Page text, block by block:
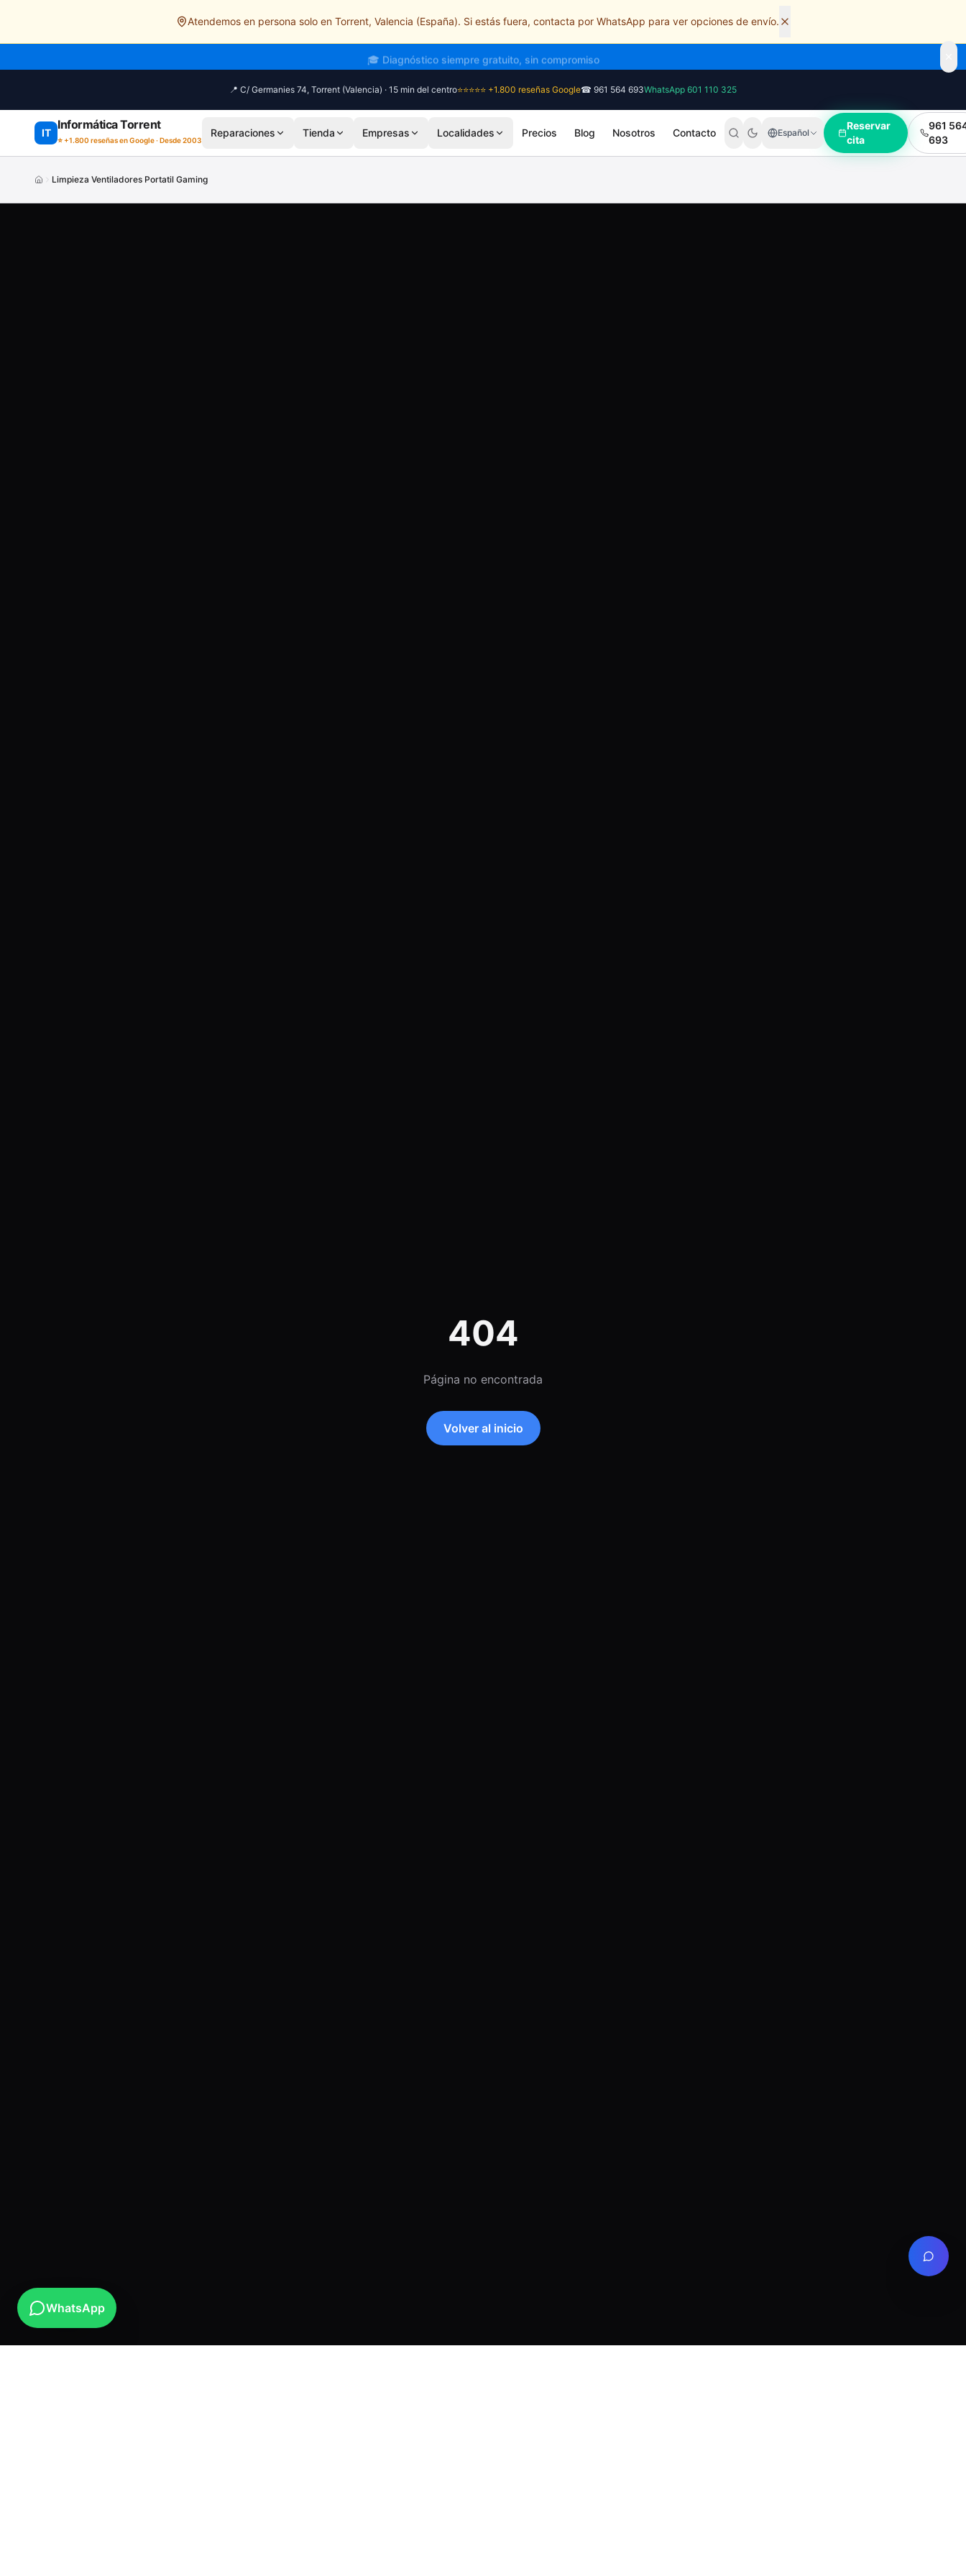
Atendemos en persona solo en Torrent, Valencia (España). Si estás fuera, contacta por WhatsApp para ver opciones de envío.
🎓 Diagnóstico siempre gratuito, sin compromiso
📍 C/ Germanies 74, Torrent (Valencia) · 15 min del centro⭐⭐⭐⭐⭐ +1.800 reseñas Google☎ 961 564 693WhatsApp 601 110 325
IT
Informática Torrent
⭐ +1.800 reseñas en Google · Desde 2003
Reparaciones Tienda Empresas Localidades Precios Blog Nosotros Contacto Español
Reservar
cita
961
693
Limpieza Ventiladores Portatil Gaming
404
Página no encontrada
Volver al inicio
WhatsApp